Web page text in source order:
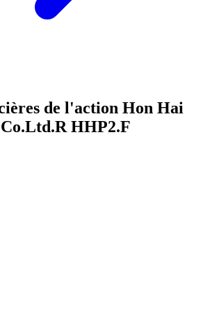
de l'action Hon Hai
HHP2.F